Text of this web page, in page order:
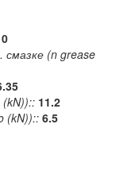
(n grease
(kN)):: 11.2
(kN)):: 6.5